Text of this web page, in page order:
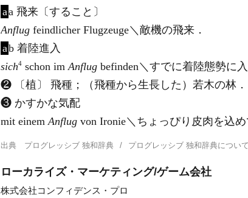
aa 飛来〔すること〕
Anflug feindlicher Flugzeuge＼敵機の飛来．
ab 着陸進入
sich4 schon imAnflug befinden＼すでに着陸態勢に
❷ 〔植〕 飛種；（飛種から生長した）若木の林．
❸ かすかな気配
mit einemAnflug von Ironie＼ちょっぴり皮肉を込め
出典 プログレッシブ 独和辞典 プログレッシブ 独和辞典につ
ローカライズ・マーケティング/ゲーム会社
株式会社コンフィデンス・プロ